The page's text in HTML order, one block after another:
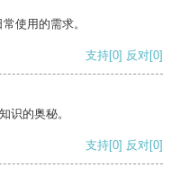
使用的需求。
支持[0] 反对[0]
识的奥秘。
支持[0] 反对[0]